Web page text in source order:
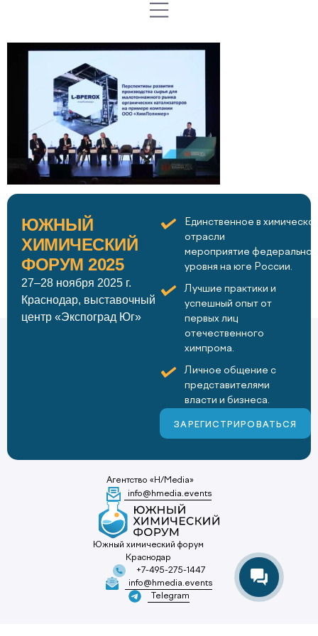
ЮЖНЫЙ
ХИМИЧЕСКИЙ
ФОРУМ 2025
27–28 ноября 2025 г.
Краснодар, выставочный
центр «Экспоград Юг»
Единственное в
отрасли
мероприятие
уровня на юге России.
Лучшие практики и
успешный опыт от
первых лиц
отечественного
химпрома.
Личное общение с
представителями
власти и бизнеса.
ЗАРЕГИСТРИРОВАТЬСЯ
Агентство «H/Media»
info@hmedia.events
Южный химический форум
Краснодар
+7-495-275-1447
info@hmedia.events
Telegram